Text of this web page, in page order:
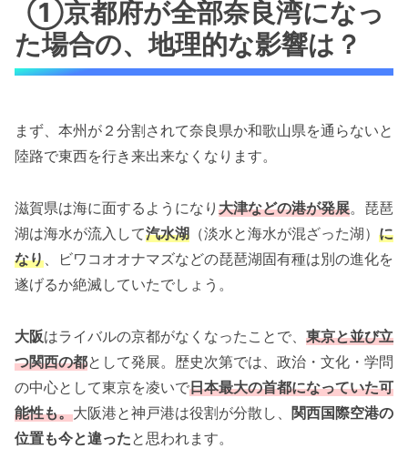
①京都府が全部奈良湾になっ
た場合の、地理的な影響は？
まず、本州が２分割されて奈良県か和歌山県を通らないと
陸路で東西を行き来出来なくなります。
滋賀県は海に面するようになり 大津などの港が発展。琵琶
湖は海水が流入して汽水湖 （淡水と海水が混ざった湖） に
なり 、ビワコオオナマズなどの琵琶湖固有種は別の進化を
遂げるか絶滅していたでしょう。
大阪はライバルの京都がなくなったことで、 東京と並び立
つ関西の都として発展。歴史次第では、政治・文化・学問
の中心として東京を凌いで日本最大の首都になっていた可
能性も。大阪港と神戸港は役割が分散し、 関西国際空港の
位置も今と違ったと思われます。